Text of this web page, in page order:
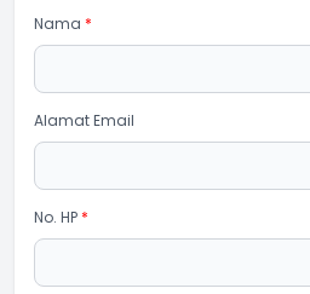
Nama *
Alamat Email
No. HP *